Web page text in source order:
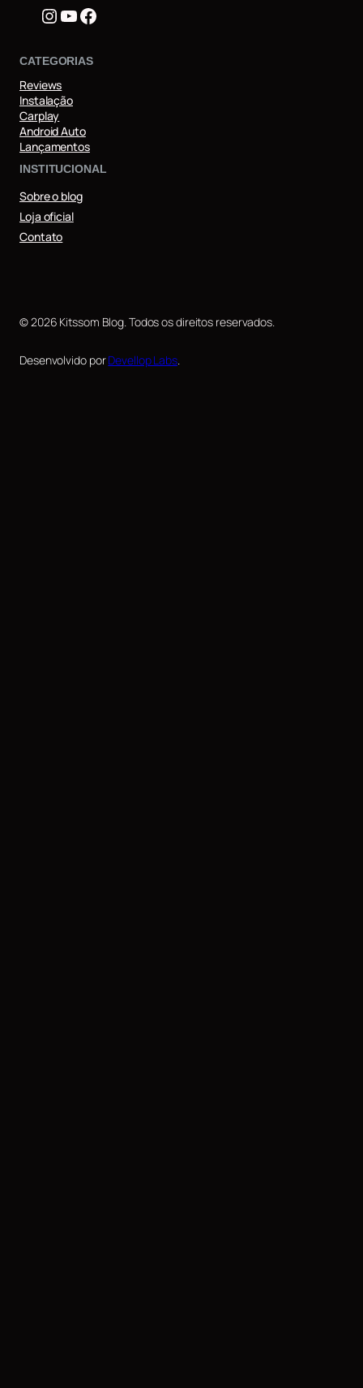
Instagram
Youtube
Facebook
CATEGORIAS
Reviews
Instalação
Carplay
Android Auto
Lançamentos
INSTITUCIONAL
Sobre o blog
Loja oficial
Contato
© 2026 Kitssom Blog. Todos os direitos reservados.
Desenvolvido porDevellop Labs